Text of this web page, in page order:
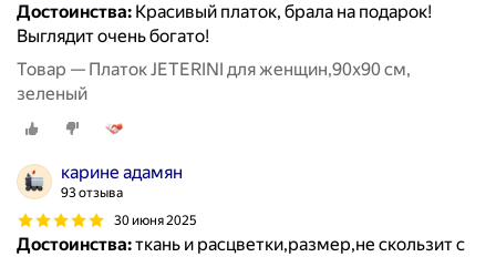
Достоинства: Красивый платок, брала на подарок!
Выглядит очень богато!
Товар — Платок JETERINI для женщин,90х90 см,
зеленый
карине адамян
93 отзыва
30 июня 2025
Достоинства:ткань и расцветки,размер,не скользит с